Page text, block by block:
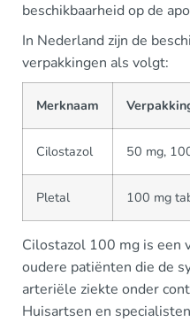
beschikbaarheid op de
In Nederland zijn de
verpakkingen als volgt:
Merknaam
Cilostazol 50 mg,
Pletal 100 mg
Cilostazol 100 mg is een
oudere patiënten die de
arteriële ziekte onder
Huisartsen en